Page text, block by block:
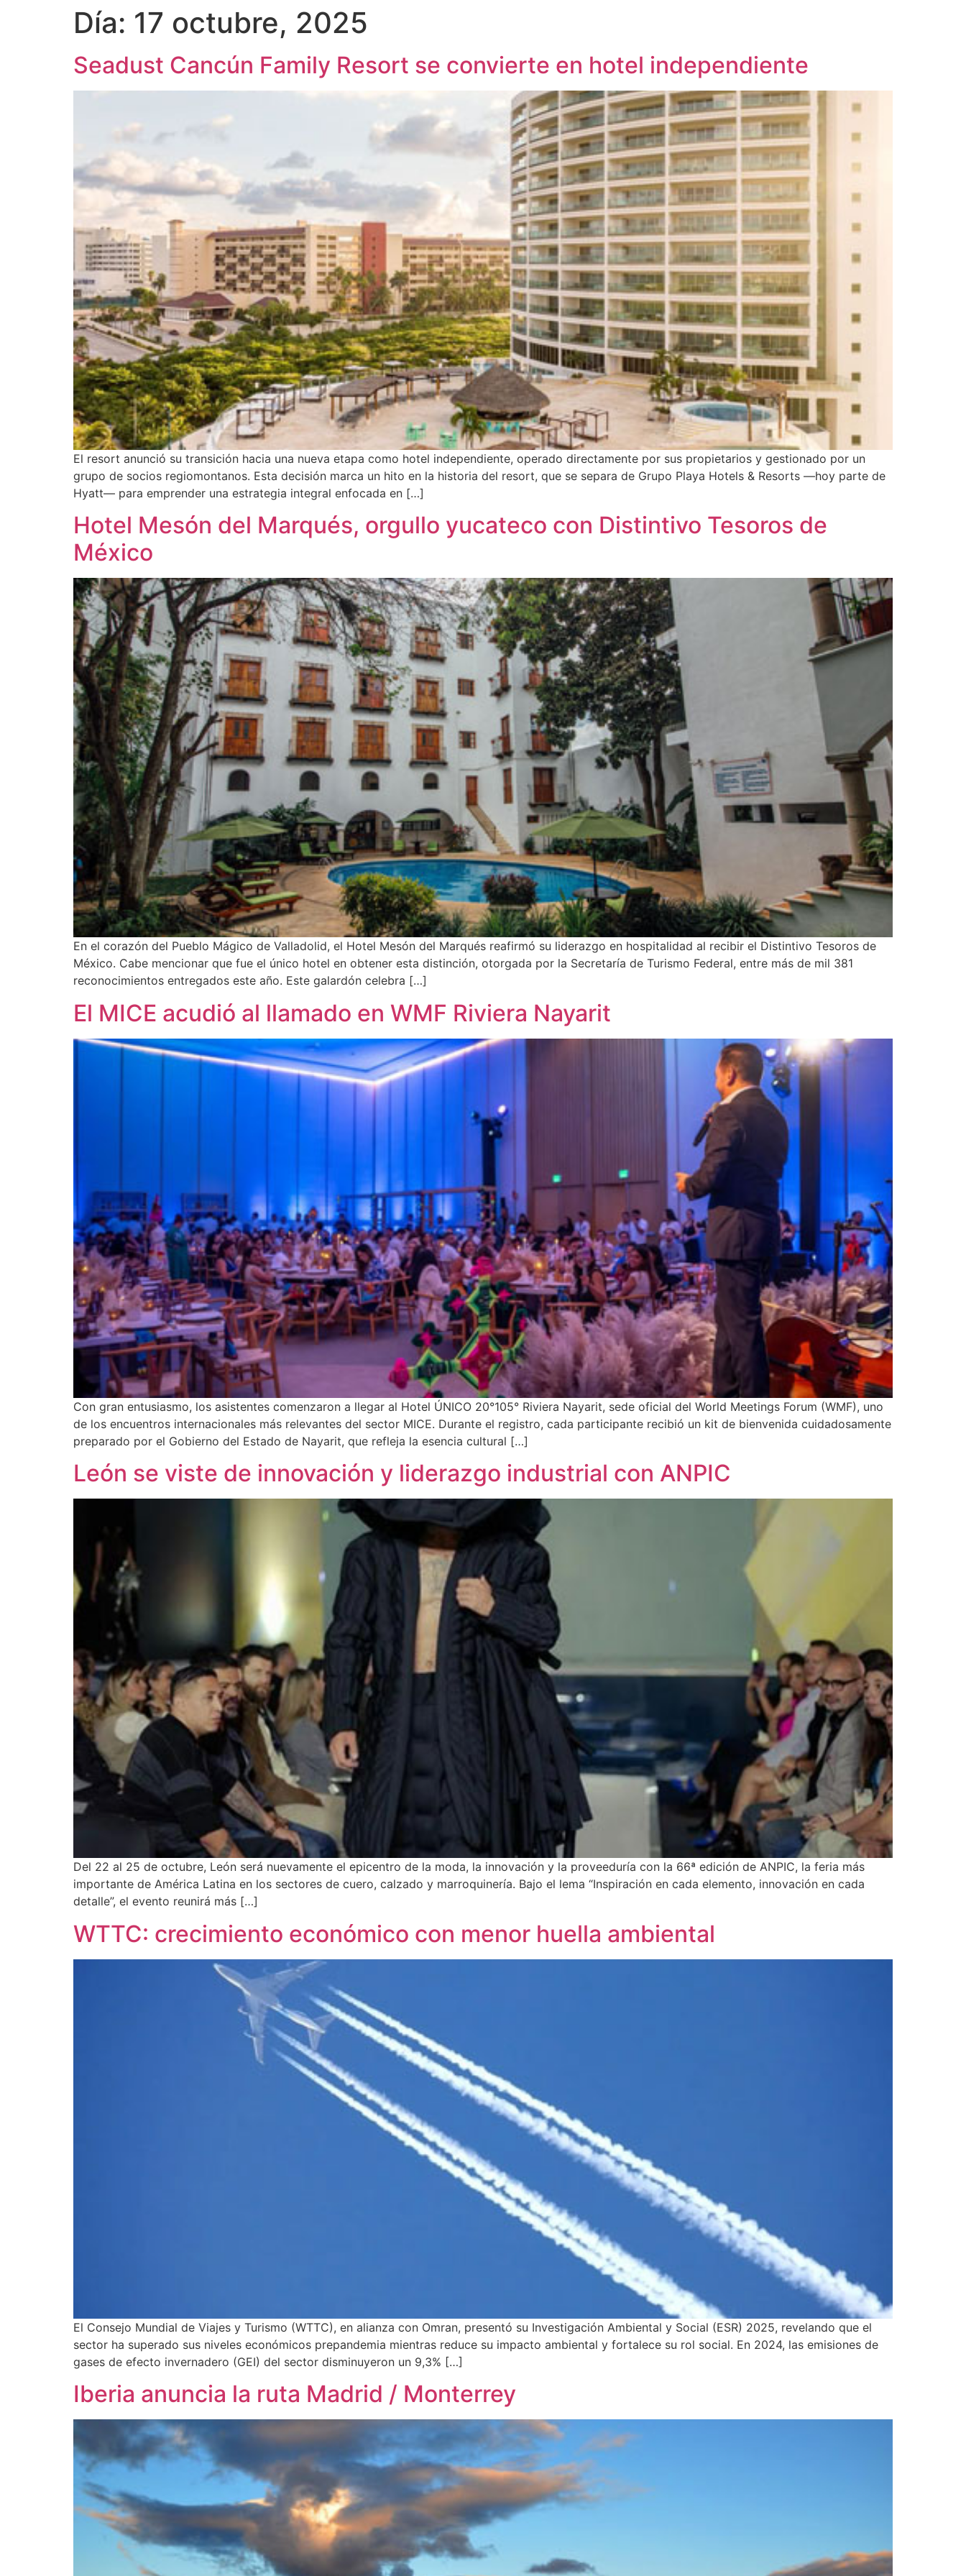
Día: 17 octubre, 2025
Seadust Cancún Family Resort se convierte en hotel independiente
El resort anunció su transición hacia una nueva etapa como hotel independiente, operado directamente por sus propietarios y gestionado por un
grupo de socios regiomontanos. Esta decisión marca un hito en la historia del resort, que se separa de Grupo Playa Hotels & Resorts —hoy parte de
Hyatt— para emprender una estrategia integral enfocada en […]
Hotel Mesón del Marqués, orgullo yucateco con Distintivo Tesoros de
México
En el corazón del Pueblo Mágico de Valladolid, el Hotel Mesón del Marqués reafirmó su liderazgo en hospitalidad al recibir el Distintivo Tesoros de
México. Cabe mencionar que fue el único hotel en obtener esta distinción, otorgada por la Secretaría de Turismo Federal, entre más de mil 381
reconocimientos entregados este año. Este galardón celebra […]
El MICE acudió al llamado en WMF Riviera Nayarit
Con gran entusiasmo, los asistentes comenzaron a llegar al Hotel ÚNICO 20°105° Riviera Nayarit, sede oficial del World Meetings Forum (WMF), uno
de los encuentros internacionales más relevantes del sector MICE. Durante el registro, cada participante recibió un kit de bienvenida cuidadosamente
preparado por el Gobierno del Estado de Nayarit, que refleja la esencia cultural […]
León se viste de innovación y liderazgo industrial con ANPIC
Del 22 al 25 de octubre, León será nuevamente el epicentro de la moda, la innovación y la proveeduría con la 66ª edición de ANPIC, la feria más
importante de América Latina en los sectores de cuero, calzado y marroquinería. Bajo el lema “Inspiración en cada elemento, innovación en cada
detalle”, el evento reunirá más […]
WTTC: crecimiento económico con menor huella ambiental
El Consejo Mundial de Viajes y Turismo (WTTC), en alianza con Omran, presentó su Investigación Ambiental y Social (ESR) 2025, revelando que el
sector ha superado sus niveles económicos prepandemia mientras reduce su impacto ambiental y fortalece su rol social. En 2024, las emisiones de
gases de efecto invernadero (GEI) del sector disminuyeron un 9,3% […]
Iberia anuncia la ruta Madrid / Monterrey